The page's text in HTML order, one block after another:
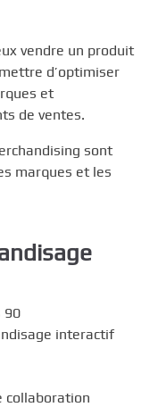
vendre un produit
d’optimiser
et
de ventes.
sont
marques et les
90
interactif
collaboration